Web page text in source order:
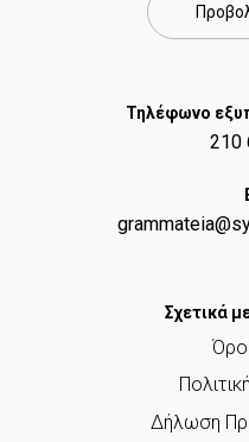
Τηλέφωνο
210
Σχετικά
Δήλωση